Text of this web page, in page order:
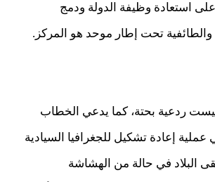
استعادة وظيفة الدولة ودمج
والطائفية تحت إطار موحد هو المركز.
ردعية بحتة، كما يدعي الخطاب
عملية إعادة تشكيل للجغرافيا السيادية
البلاد في حالة من الهشاشة